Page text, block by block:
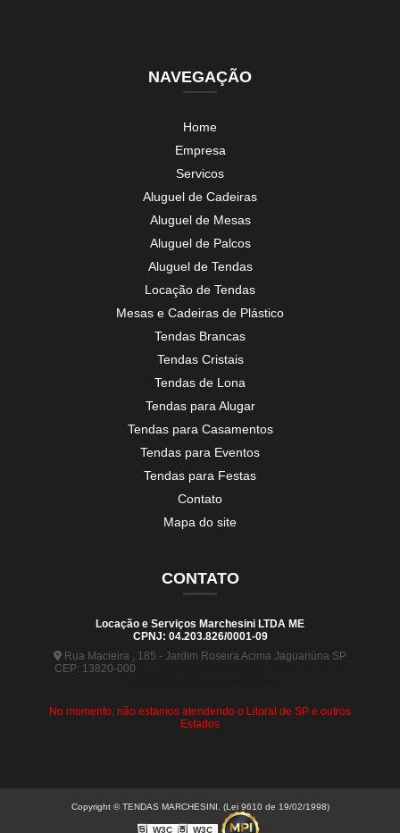
NAVEGAÇÃO
Home
Empresa
Servicos
Aluguel de Cadeiras
Aluguel de Mesas
Aluguel de Palcos
Aluguel de Tendas
Locação de Tendas
Mesas e Cadeiras de Plástico
Tendas Brancas
Tendas Cristais
Tendas de Lona
Tendas para Alugar
Tendas para Casamentos
Tendas para Eventos
Tendas para Festas
Contato
Mapa do site
CONTATO
Locação e Serviços Marchesini LTDA ME
CPNJ: 04.203.826/0001-09
Rua Macieira , 185 - Jardim Roseira Acima Jaguariúna SP
CEP: 13820-000
No momento, não estamos atendendo o Litoral de SP e outros
Estados
Copyright © TENDAS MARCHESINI. (Lei 9610 de 19/02/1998)
W3C W3C